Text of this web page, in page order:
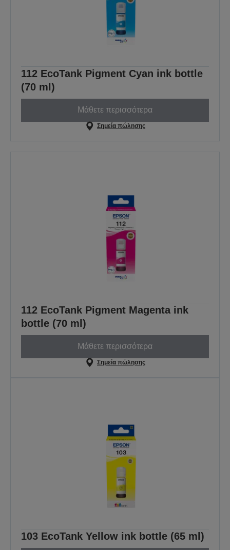
112 EcoTank Pigment Cyan ink bottle
(70 ml)
Μάθετε περισσότερα
Σημεία πώλησης
112 EcoTank Pigment Magenta ink
bottle (70 ml)
Μάθετε περισσότερα
Σημεία πώλησης
103 EcoTank Yellow ink bottle (65 ml)